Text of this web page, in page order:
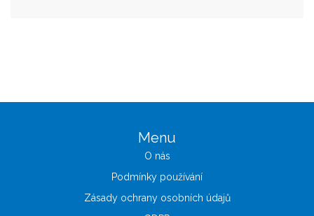
Menu
O nás
Podmínky používání
Zásady ochrany osobních údajů